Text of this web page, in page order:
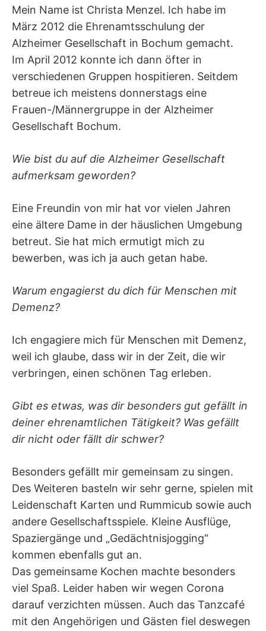
Mein Name ist Christa Menzel. Ich habe im
März 2012 die Ehrenamtsschulung der
Alzheimer Gesellschaft in Bochum gemacht.
Im April 2012 konnte ich dann öfter in
verschiedenen Gruppen hospitieren. Seitdem
betreue ich meistens donnerstags eine
Frauen-/Männergruppe in der Alzheimer
Gesellschaft Bochum.
Wie bist du auf die Alzheimer Gesellschaft
aufmerksam geworden?
Eine Freundin von mir hat vor vielen Jahren
eine ältere Dame in der häuslichen Umgebung
betreut. Sie hat mich ermutigt mich zu
bewerben, was ich ja auch getan habe.
Warum engagierst du dich für Menschen mit
Demenz?
Ich engagiere mich für Menschen mit Demenz,
weil ich glaube, dass wir in der Zeit, die wir
verbringen, einen schönen Tag erleben.
Gibt es etwas, was dir besonders gut gefällt in
deiner ehrenamtlichen Tätigkeit? Was gefällt
dir nicht oder fällt dir schwer?
Besonders gefällt mir gemeinsam zu singen.
Des Weiteren basteln wir sehr gerne, spielen mit
Leidenschaft Karten und Rummicub sowie auch
andere Gesellschaftsspiele. Kleine Ausflüge,
Spaziergänge und „Gedächtnisjogging“
kommen ebenfalls gut an.
Das gemeinsame Kochen machte besonders
viel Spaß. Leider haben wir wegen Corona
darauf verzichten müssen. Auch das Tanzcafé
mit den Angehörigen und Gästen fiel deswegen